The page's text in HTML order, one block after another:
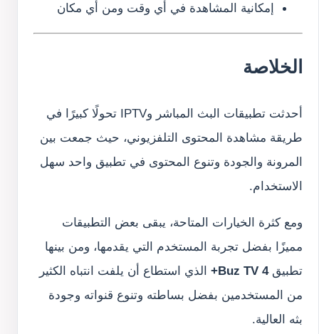
إمكانية المشاهدة في أي وقت ومن أي مكان
الخلاصة
أحدثت تطبيقات البث المباشر وIPTV تحولًا كبيرًا في
طريقة مشاهدة المحتوى التلفزيوني، حيث جمعت بين
المرونة والجودة وتنوع المحتوى في تطبيق واحد سهل
الاستخدام.
ومع كثرة الخيارات المتاحة، يبقى بعض التطبيقات
مميزًا بفضل تجربة المستخدم التي يقدمها، ومن بينها
تطبيقBuz TV 4+ الذي استطاع أن يلفت انتباه الكثير
من المستخدمين بفضل بساطته وتنوع قنواته وجودة
بثه العالية.